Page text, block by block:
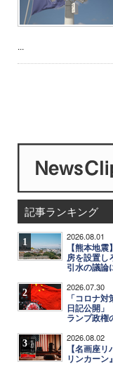
...
記事ランキング
1 2026.08.01
【熊本地
房を設置し
引水の議論
2 2026.07.30
「コロナ
日記公開」
ランプ政権
3 2026.08.02
【名画座
リンカーン』